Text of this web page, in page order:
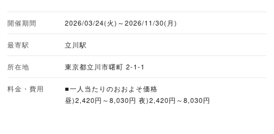
題（50種90分サイト利用料含1名様4,070円～）」のほか、ノンアルコールカ
■暑さ対策 エアコン ※エレベーターホールのドリンクブース ■バーベキューの
■ノンアルコールカクテル 8種 ■ノンアルコールビール 1種 ■予約受付 WEB予
7名様まで利用可 サイト数11サイト ■雨天対応 タープ・パラソルなど使用し
開催期間 2026/03/24(火)～2026/11/30(月)
最寄駅 立川駅
所在地 東京都立川市曙町 2-1-1
料金・費用
■一人当たりのおおよそ価格
昼)2,420円～8,030円 夜)2,420円～8,030円